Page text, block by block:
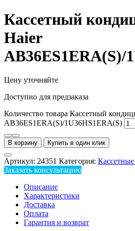
Кассетный
Haier
AB36ES1ERA(S)/
Цену уточняйте
Доступно для предзаказа
Количество товара Кассетный
AB36ES1ERA(S)/1U36HS1ERA(S)
В корзину Купить в один клик
Артикул: 24351 Категория:
Заказать консультацию
Описание
Характеристики
Доставка
Оплата
Гарантия и возврат